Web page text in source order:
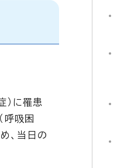
に罹患
呼吸困
、当日の